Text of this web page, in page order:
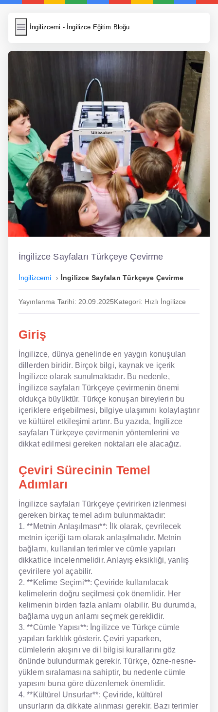
İngilizcemi - İngilizce Eğitim Bloğu
İngilizcemi
Wordpress Cache
İngilizce Yemek Tarifleri
İngilizce Şarkı Sözleri
5 Günde İngilizce
Bilinçaltı İngilizce
İngilizce Biyografiler
Dil Eğitimi
Dil Kursu
En Ucuz İngilizce
En Uygun İngilizce
Hipnozla İngilizce
Hızlı İngilizce
İngilizce Kursu Yorum
İngilizce Kursu
Offline İngilizce
Sözlük
Tavsiyeler
Gizlilik Politikası
Bize Ulaşın
İngilizce Sayfaları Türkçeye Çevirme
İngilizcemi İngilizce Sayfaları Türkçeye Çevirme
Yayınlanma Tarihi: 20.09.2025Kategori: Hızlı İngilizce
Giriş
İngilizce, dünya genelinde en yaygın konuşulan
dillerden biridir. Birçok bilgi, kaynak ve içerik
İngilizce olarak sunulmaktadır. Bu nedenle,
İngilizce sayfaları Türkçeye çevirmenin önemi
oldukça büyüktür. Türkçe konuşan bireylerin bu
içeriklere erişebilmesi, bilgiye ulaşımını kolaylaştırır
ve kültürel etkileşimi artırır. Bu yazıda, İngilizce
sayfaları Türkçeye çevirmenin yöntemlerini ve
dikkat edilmesi gereken noktaları ele alacağız.
Çeviri Sürecinin Temel
Adımları
İngilizce sayfaları Türkçeye çevirirken izlenmesi
gereken birkaç temel adım bulunmaktadır:
1. **Metnin Anlaşılması**: İlk olarak, çevrilecek
metnin içeriği tam olarak anlaşılmalıdır. Metnin
bağlamı, kullanılan terimler ve cümle yapıları
dikkatlice incelenmelidir. Anlayış eksikliği, yanlış
çevirilere yol açabilir.
2. **Kelime Seçimi**: Çeviride kullanılacak
kelimelerin doğru seçilmesi çok önemlidir. Her
kelimenin birden fazla anlamı olabilir. Bu durumda,
bağlama uygun anlamı seçmek gereklidir.
3. **Cümle Yapısı**: İngilizce ve Türkçe cümle
yapıları farklılık gösterir. Çeviri yaparken,
cümlelerin akışını ve dil bilgisi kurallarını göz
önünde bulundurmak gerekir. Türkçe, özne-nesne-
yüklem sıralamasına sahiptir, bu nedenle cümle
yapısını buna göre düzenlemek önemlidir.
4. **Kültürel Unsurlar**: Çeviride, kültürel
unsurların da dikkate alınması gerekir. Bazı terimler